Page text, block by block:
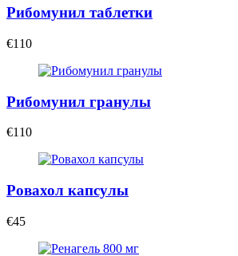
Рибомунил таблетки
€110
Рибомунил гранулы
€110
Ровахол капсулы
€45